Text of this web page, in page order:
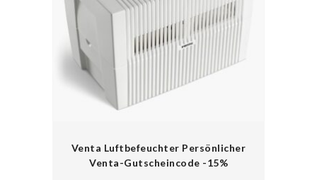
Venta Luftbefeuchter Persönlicher
Venta-Gutscheincode -15%